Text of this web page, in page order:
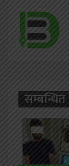
सम्बन्धित